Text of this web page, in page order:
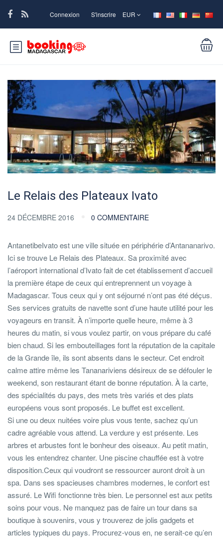
Connexion S'inscrire EUR
Le Relais des Plateaux Ivato
24 DÉCEMBRE 2016 0 COMMENTAIRE
AntanetibeIvato est une ville située en périphérie d’Antananarivo.
Ici se trouve Le Relais des Plateaux. Sa proximité avec
l’aéroport international d’Ivato fait de cet établissement d’accueil
la première étape de ceux qui entreprennent un voyage à
Madagascar. Tous ceux qui y ont séjourné n’ont pas été déçus.
Ses services gratuits de navette sont d’une haute utilité pour les
voyageurs en transit. À n’importe quelle heure, même à 3
heures du matin, si vous voulez partir, on vous prépare du café
bien chaud. Si les embouteillages font la réputation de la capitale
de la Grande île, ils sont absents dans le secteur. Cet endroit
calme attire même les Tananariviens désireux de se défouler le
weekend, son restaurant étant de bonne réputation. À la carte,
des spécialités du pays, des mets très variés et des plats
européens vous sont proposés. Le buffet est excellent.
Si une ou deux nuitées voire plus vous tente, sachez qu’un
cadre agréable vous attend. La verdure y est présente. Les
arbres et arbustes font le bonheur des oiseaux. Au petit matin,
vous les entendrez chanter. Une piscine chauffée est à votre
disposition.Ceux qui voudront se ressourcer auront droit à un
spa. Dans ses spacieuses chambres modernes, le confort est
assuré. Le Wifi fonctionne très bien. Le personnel est aux petits
soins pour vous. Ne manquez pas de faire un tour dans sa
boutique à souvenirs, vous y trouverez de jolis gadgets et
articles typiques du pays. Procurez-vous en, ne serait-ce qu’en